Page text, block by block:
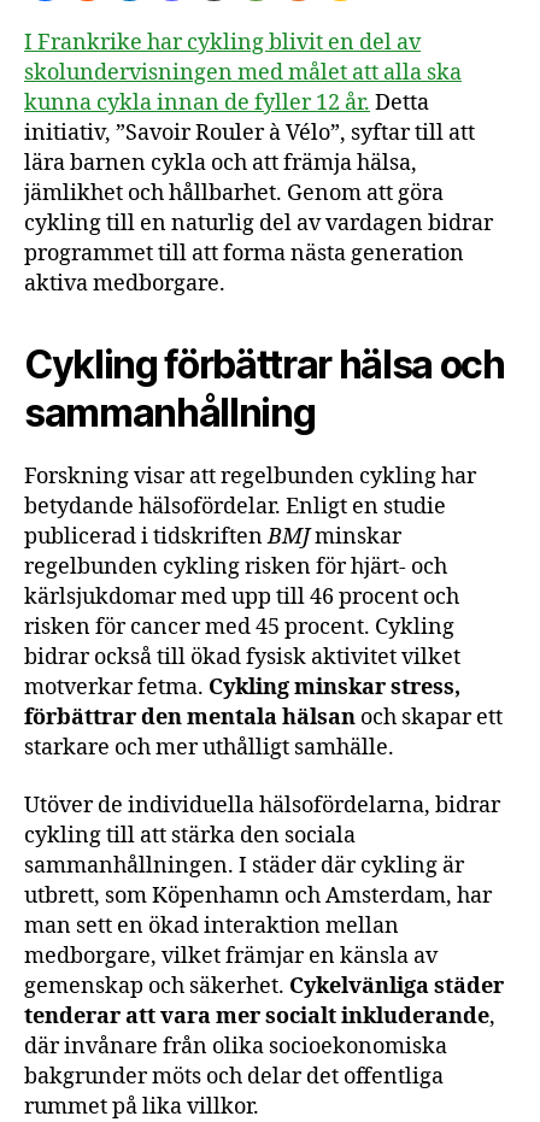
I Frankrike har cykling blivit en del av
skolundervisningen med målet att alla ska
kunna cykla innan de fyller 12 år. Detta
initiativ, ”Savoir Rouler à Vélo”, syftar till att
lära barnen cykla och att främja hälsa,
jämlikhet och hållbarhet. Genom att göra
cykling till en naturlig del av vardagen bidrar
programmet till att forma nästa generation
aktiva medborgare.
Cykling förbättrar hälsa och
sammanhållning
Forskning visar att regelbunden cykling har
betydande hälsofördelar. Enligt en studie
publicerad i tidskriftenBMJminskar
regelbunden cykling risken för hjärt- och
kärlsjukdomar med upp till 46 procent och
risken för cancer med 45 procent. Cykling
bidrar också till ökad fysisk aktivitet vilket
motverkar fetma. Cykling minskar stress,
förbättrar den mentala hälsan och skapar ett
starkare och mer uthålligt samhälle.
Utöver de individuella hälsofördelarna, bidrar
cykling till att stärka den sociala
sammanhållningen. I städer där cykling är
utbrett, som Köpenhamn och Amsterdam, har
man sett en ökad interaktion mellan
medborgare, vilket främjar en känsla av
gemenskap och säkerhet. Cykelvänliga städer
tenderar att vara mer socialt inkluderande,
där invånare från olika socioekonomiska
bakgrunder möts och delar det offentliga
rummet på lika villkor.